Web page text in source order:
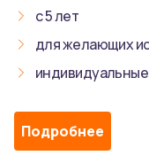
с 5 лет
для желающих
индивидуальные
Подробнее